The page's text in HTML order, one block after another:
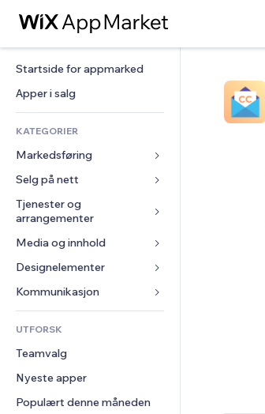
Startside for appmarked
Apper i salg
KATEGORIER
Markedsføring
Annonser
Mobil
Analyser
Sosiale medier
SEO
Engasjement
Nettstedsoppføringer
E-post
Konvertering
Selg på nett
Apper for butikker
Frakt og levering
Selg-knapper
Nettkurs
On-demand-utskrift
Regnskap
Kuponger og fordelsprogram
Lagerløsninger
Dropshipping
Priser og abonnement
Tjenester og
arrangementer
Hoteller
Arrangementer
Restauranter
Eiendom
Bookinger
Media og innhold
Galleri
Musikk
Podkaster
Fotografi
Video
PDF
Fildeling
Designelementer
Kart og navigasjon
Personvern og sikkerhet
Klokke
Sidemaler
Bildeeffekter
Knapper og menyer
Skjemaer
Avstemninger
Chat
Kommentarer
UTFORSK
Teamvalg
Nyeste apper
Populært denne måneden